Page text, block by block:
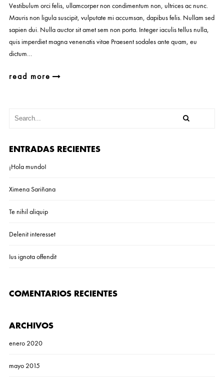
Vestibulum orci felis, ullamcorper non condimentum non, ultrices ac nunc.
Mauris non ligula suscipit, vulputate mi accumsan, dapibus felis. Nullam sed
sapien dui. Nulla auctor sit amet sem non porta. Integer iaculis tellus nulla,
quis imperdiet magna venenatis vitae Praesent sodales ante quam, eu
dictum…
read more
ENTRADAS RECIENTES
¡Hola mundo!
Ximena Sariñana
Te nihil aliquip
Delenit interesset
Ius ignota offendit
COMENTARIOS RECIENTES
ARCHIVOS
enero 2020
mayo 2015